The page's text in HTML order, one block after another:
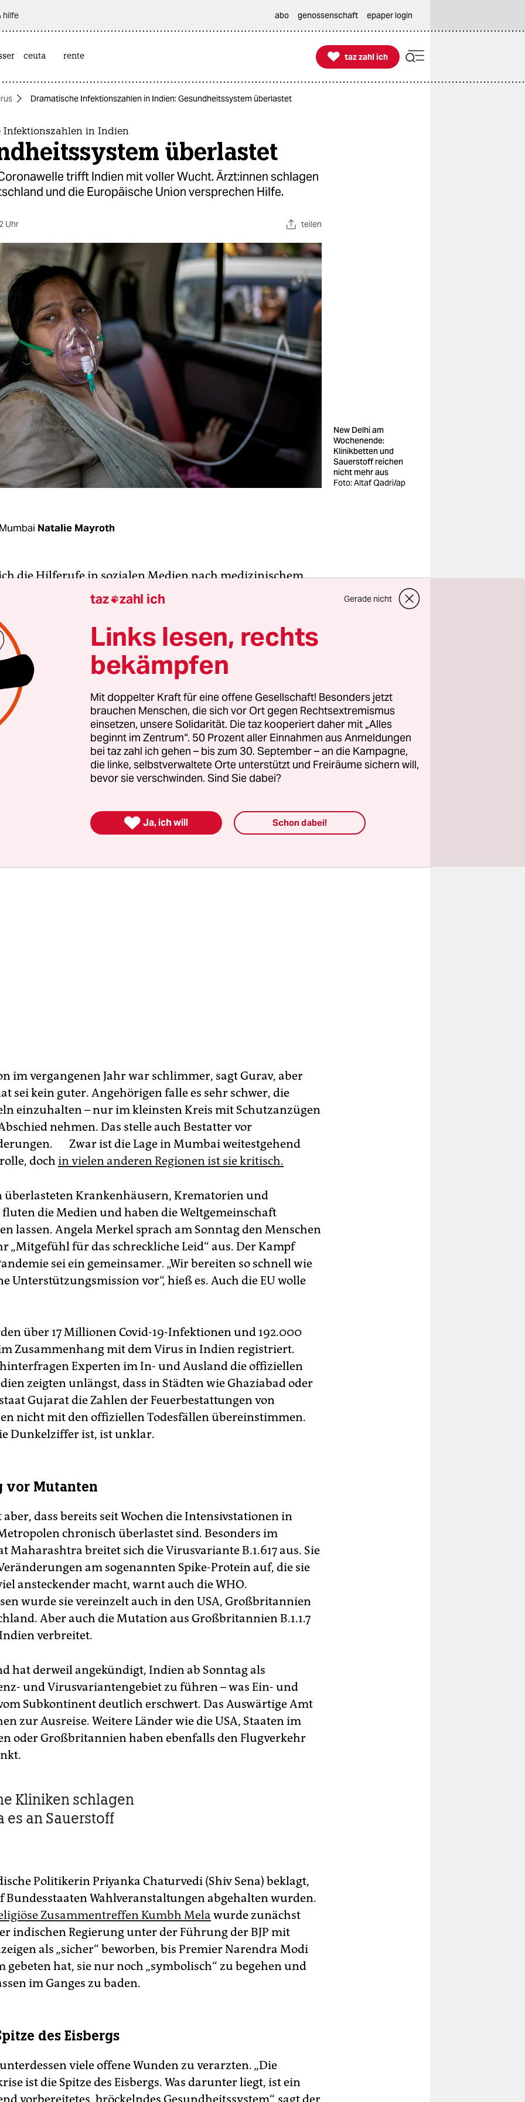
hilfe abo genossenschaft epaper login
ceuta rente 
taz zahl ich
taz zahl ich
Dramatische Infektionszahlen in Indien: Gesundheitssystem überlastet
Infektionszahlen in Indien
überlastet
trifft Indien mit voller Wucht. Ärz­t:in­nen schlagen
und die Europäische Union versprechen Hilfe.
Uhr teilen
New Delhi am
Wochenende:
Klinikbetten und
Sauerstoff reichen
nicht mehr aus
Foto: Altaf Qadri/ap
Natalie Mayroth
die Hilferufe in sozialen Medien nach medizinischem
Medikamenten und Intensivbetten in Indien überschlagen,
Bandra Ost der Schornstein. Heller Nebel
Luft. Die Anlage befindet sich etwas abseits in der Nähe
Stadtautobahnen der Millionenstadt Mumbai. Am
hier im Schnitt etwa 18 bis 20 Leichname an, für die
auf dem Scheiterhaufen. Für gläubige Hindus ist das ein
damit ihre Liebsten später Erlösung finden.
Bhaskar Gurav sind es erneut angespannte Zeiten. Er
offenen Fenster mit Gitter. Die Toten, die täglich
werden wieder mehr, bestätigt er. Landesweit meldeten
am Sonntag einen neuen Rekordwert von mehr als 2.700
Fällen einen neuen Höchstwert im Land und
im vergangenen Jahr war schlimmer, sagt Gurav, aber
sei kein guter. Angehörigen falle es sehr schwer, die
einzuhalten – nur im kleinsten Kreis mit Schutzanzügen
nehmen. Das stelle auch Bestatter vor
Zwar ist die Lage in Mumbai weitestgehend
doch in vielen anderen Regionen ist sie kritisch.
überlasteten Krankenhäusern, Krematorien und
die Medien und haben die Weltgemeinschaft
lassen. Angela Merkel sprach am Sonntag den Menschen
„Mitgefühl für das schreckliche Leid“ aus. Der Kampf
sei ein gemeinsamer. „Wir bereiten so schnell wie
Unterstützungsmission vor“, hieß es. Auch die EU wolle
über 17 Millionen Covid-19-Infektionen und 192.000
Zusammenhang mit dem Virus in Indien registriert.
Experten im In- und Ausland die offiziellen
zeigten unlängst, dass in Städten wie Ghaziabad oder
Gujarat die Zahlen der Feuerbestattungen von
nicht mit den offiziellen Todesfällen übereinstimmen.
Dunkelziffer ist, ist unklar.
vor Mutanten
dass bereits seit Wochen die Intensivstationen in
chronisch überlastet sind. Besonders im
Maharashtra breitet sich die Virusvariante B.1.617 aus. Sie
am sogenannten Spike-Protein auf, die sie
ansteckender macht, warnt auch die WHO.
wurde sie vereinzelt auch in den USA, Großbritannien
Aber auch die Mutation aus Großbritannien B.1.1.7
verbreitet.
hat derweil angekündigt, Indien ab Sonntag als
und Virusvariantengebiet zu führen – was Ein- und
Subkontinent deutlich erschwert. Das Auswärtige Amt
zur Ausreise. Weitere Länder wie die USA, Staaten im
oder Großbritannien haben ebenfalls den Flugverkehr
Kliniken schlagen
es an Sauerstoff
Politikerin Priyanka Chaturvedi (Shiv Sena) beklagt,
Bundesstaaten Wahlveranstaltungen abgehalten wurden.
Zusammentreffen Kumbh Mela wurde zunächst
indischen Regierung unter der Führung der BJP mit
als „sicher“ beworben, bis Premier Narendra Modi
gebeten hat, sie nur noch „symbolisch“ zu begehen und
im Ganges zu baden.
des Eisbergs
viele offene Wunden zu verarzten. „Die
ist die Spitze des Eisbergs. Was darunter liegt, ist ein
vorbereitetes, bröckelndes Gesundheitssystem“, sagt der
taz zahl ich Gerade nicht
Links lesen, rechts
bekämpfen
Mit doppelter Kraft für eine offene Gesellschaft! Besonders jetzt
brauchen Menschen, die sich vor Ort gegen Rechtsextremismus
einsetzen, unsere Solidarität. Die taz kooperiert daher mit „Alles
beginnt im Zentrum“. 50 Prozent aller Einnahmen aus Anmeldungen
bei taz zahl ich gehen – bis zum 30. September – an die Kampagne,
die linke, selbstverwaltete Orte unterstützt und Freiräume sichern will,
bevor sie verschwinden. Sind Sie dabei?
 Ja, ich will Schon dabei!